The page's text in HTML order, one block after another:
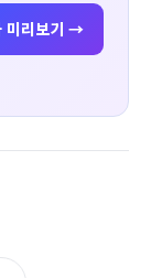
미리보기 →